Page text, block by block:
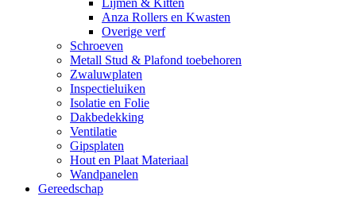
Anza Rollers en Kwasten
Overige verf
Schroeven
Metall Stud & Plafond toebehoren
Zwaluwplaten
Inspectieluiken
Isolatie en Folie
Dakbedekking
Ventilatie
Gipsplaten
Hout en Plaat Materiaal
Wandpanelen
Gereedschap